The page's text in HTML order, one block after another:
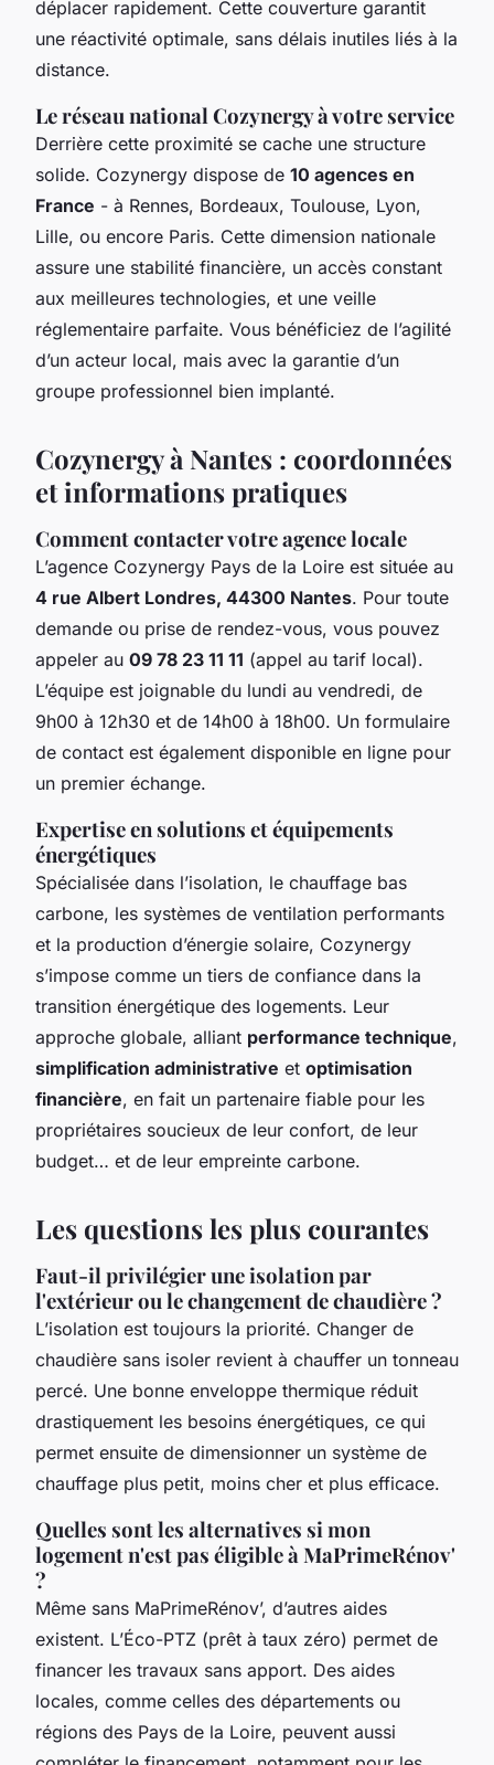
déplacer rapidement. Cette couverture garantit
une réactivité optimale, sans délais inutiles liés à la
distance.
Le réseau national Cozynergy à votre service
Derrière cette proximité se cache une structure
solide. Cozynergy dispose de 10 agences en
France - à Rennes, Bordeaux, Toulouse, Lyon,
Lille, ou encore Paris. Cette dimension nationale
assure une stabilité financière, un accès constant
aux meilleures technologies, et une veille
réglementaire parfaite. Vous bénéficiez de l’agilité
d’un acteur local, mais avec la garantie d’un
groupe professionnel bien implanté.
Cozynergy à Nantes : coordonnées
et informations pratiques
Comment contacter votre agence locale
L’agence Cozynergy Pays de la Loire est située au
4 rue Albert Londres, 44300 Nantes. Pour toute
demande ou prise de rendez-vous, vous pouvez
appeler au 09 78 23 11 11 (appel au tarif local).
L’équipe est joignable du lundi au vendredi, de
9h00 à 12h30 et de 14h00 à 18h00. Un formulaire
de contact est également disponible en ligne pour
un premier échange.
Expertise en solutions et équipements
énergétiques
Spécialisée dans l’isolation, le chauffage bas
carbone, les systèmes de ventilation performants
et la production d’énergie solaire, Cozynergy
s’impose comme un tiers de confiance dans la
transition énergétique des logements. Leur
approche globale, alliant performance technique,
simplification administrative et optimisation
financière, en fait un partenaire fiable pour les
propriétaires soucieux de leur confort, de leur
budget… et de leur empreinte carbone.
Les questions les plus courantes
Faut-il privilégier une isolation par
l'extérieur ou le changement de chaudière ?
L’isolation est toujours la priorité. Changer de
chaudière sans isoler revient à chauffer un tonneau
percé. Une bonne enveloppe thermique réduit
drastiquement les besoins énergétiques, ce qui
permet ensuite de dimensionner un système de
chauffage plus petit, moins cher et plus efficace.
Quelles sont les alternatives si mon
logement n'est pas éligible à MaPrimeRénov'
?
Même sans MaPrimeRénov’, d’autres aides
existent. L’Éco-PTZ (prêt à taux zéro) permet de
financer les travaux sans apport. Des aides
locales, comme celles des départements ou
régions des Pays de la Loire, peuvent aussi